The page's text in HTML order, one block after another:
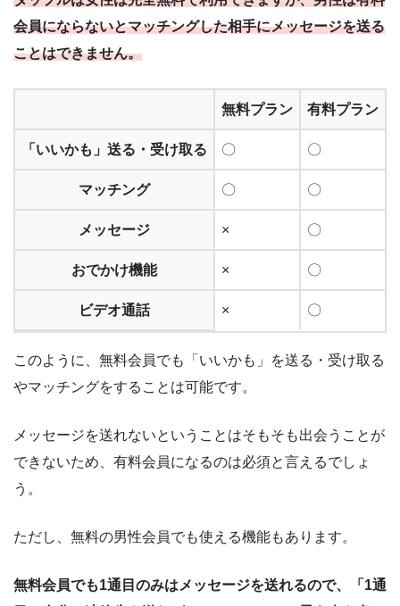
会員にならないとマッチングした相手にメッセージを送る
ことはできません。
無料プラン 有料プラン
「いいかも」送る・受け取る 〇 〇
マッチング 〇 〇
メッセージ × 〇
おでかけ機能 × 〇
ビデオ通話 × 〇
このように、無料会員でも「いいかも」を送る・受け取る
やマッチングをすることは可能です。
メッセージを送れないということはそもそも出会うことが
できないため、有料会員になるのは必須と言えるでしょ
う。
ただし、無料の男性会員でも使える機能もあります。
無料会員でも1通目のみはメッセージを送れるので、「1通